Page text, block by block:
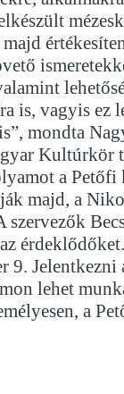
is, vagyis ez
mondta
Kultúrkör
a
majd, a
szervezők
9. Jelentkezni
lehet
a